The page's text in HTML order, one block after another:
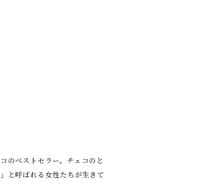
のベストセラー。チェコのと
と呼ばれる女性たちが生きて